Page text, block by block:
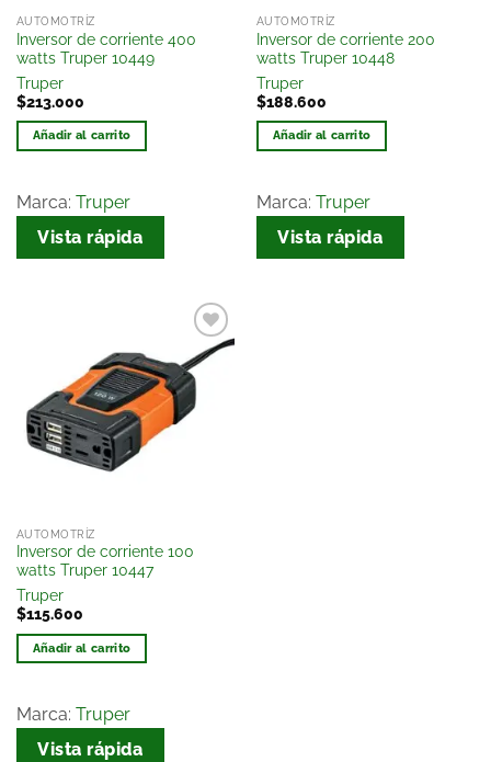
AUTOMOTRÍZ
Inversor de corriente 400
watts Truper 10449
Truper
$213.000
Añadir al carrito
Marca: Truper
Vista rápida
AUTOMOTRÍZ
Inversor de corriente 200
watts Truper 10448
Truper
$188.600
Añadir al carrito
Marca: Truper
Vista rápida
Añadir
a la
lista
de
deseos
AUTOMOTRÍZ
Inversor de corriente 100
watts Truper 10447
Truper
$115.600
Añadir al carrito
Marca: Truper
Vista rápida